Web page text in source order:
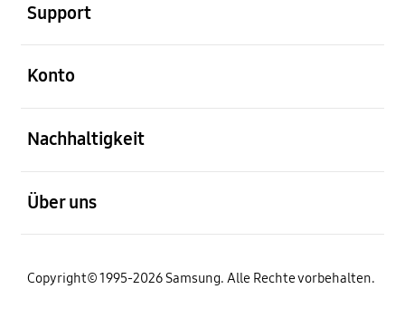
Support
Konto
Nachhaltigkeit
Über uns
Copyright© 1995-2026 Samsung. Alle Rechte vorbehalten.